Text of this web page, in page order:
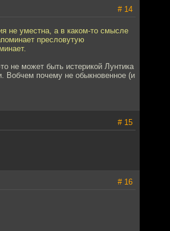
# 14
не уместна, а в каком-то смысле
пресловутую
не может быть истерикой Лунтика
Вобчем почему не обыкновенное (и
# 15
# 16